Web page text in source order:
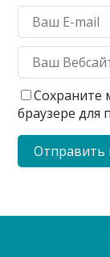
Сохраните
браузере